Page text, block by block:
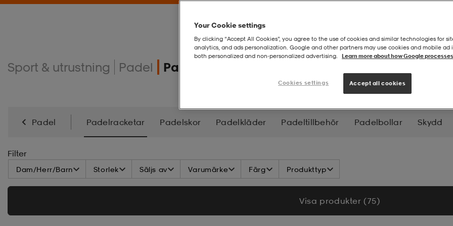
Sport & utrustning Padel Padelracket
Padel Padelracketar Padelskor Padelkläder Padeltillbehör Padelbollar Skydd
Filter
Dam/Herr/Barn Storlek Säljs av Varumärke Färg Produkttyp
Visa produkter (75)
Your Cookie settings
By clicking “Accept All Cookies”, you agree to the use of cookies and similar technologies for
analytics, and ads personalization. Google and other partners may use cookies and mobile ad
both personalized and non‑personalized advertising.
Learn more about how Google
Cookies settings Accept all cookies